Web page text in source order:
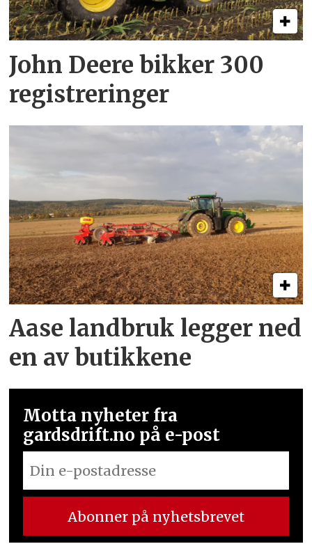
John Deere bikker 300
registreringer
Aase landbruk legger ned
en av butikkene
Motta nyheter fra
gardsdrift.no på e-post